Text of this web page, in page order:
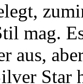
mag.
aus,
Star